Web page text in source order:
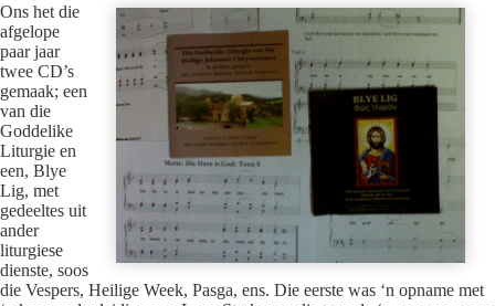
Ons het die
afgelope
paar jaar
twee CD’s
gemaak; een
van die
Goddelike
Liturgie en
een, Blye
Lig, met
gedeeltes uit
ander
liturgiese
dienste, soos
die Vespers, Heilige Week, Pasga, ens. Die eerste was ‘n opname met